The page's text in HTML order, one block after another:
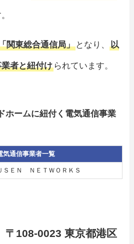
関東総合通信局」 となり、以
者と紐付け られています。
ホームに紐付く電気通信事業
気通信事業者一覧
ＳＥＮ ＮＥＴＷＯＲＫＳ
〒108-0023 東京都港区